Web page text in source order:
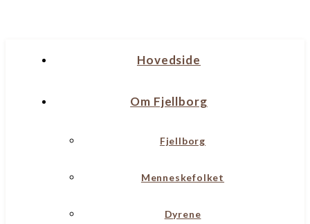
Hovedside
Om Fjellborg
Fjellborg
Menneskefolket
Dyrene